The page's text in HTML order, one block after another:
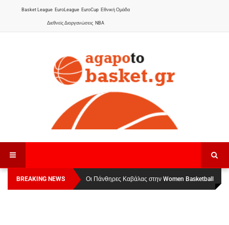
Basket League EuroLeague EuroCup Εθνική Ομάδα
Διεθνείς Διοργανώσεις NBA
BREAKING NEWS
Οι Πάνθηρες Καβάλας στην Women Basketball
League 1
Αναχώρησε για τα Γιάννενα η Εθνική Γυναικών